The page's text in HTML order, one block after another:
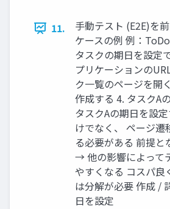
11.
手動テスト (E2E)を
ケースの例 例：
タスクの期日を設定
プリケーションの
ク一覧のページを開
作成する 4. タスクA
タスクAの期日を設
けでなく、 ページ遷
る必要がある 前提と
→ 他の影響によって
やすくなる コスパ良
は分解が必要 作成 /
日を設定